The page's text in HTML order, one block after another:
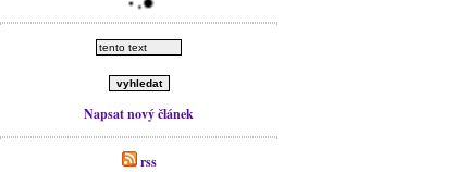
Napsat nový článek
rss